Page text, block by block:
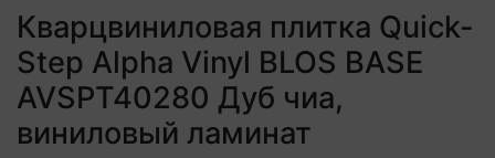
Влагостойкий ламинат
Посмотреть все категории
LOC FLOOR FANCY
LOC FLOOR ARCTIC
Посмотреть все категории
Кварцвиниловая плитка с укладкой
Клеевая кварцвиниловая плитка
Виниловый ламинат
Кварцвинил SPC OASIS
Плинтус
Профили для ступеней
Подложка
Аксессуары для стеновых панелей
Кварцвиниловая плитка Quick-
Step Alpha Vinyl BLOS BASE
AVSPT40280 Дуб чиа,
виниловый ламинат